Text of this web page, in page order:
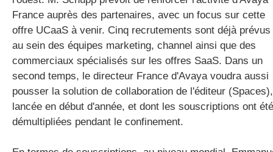
France auprès des partenaires, avec un focus sur cette
offre UCaaS à venir. Cinq recrutements sont déjà prévus
au sein des équipes marketing, channel ainsi que des
commerciaux spécialisés sur les offres SaaS. Dans un
second temps, le directeur France d'Avaya voudra aussi
pousser la solution de collaboration de l'éditeur (Spaces),
lancée en début d'année, et dont les souscriptions ont été
démultipliées pendant le confinement.